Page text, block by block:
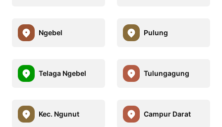
Ngebel Pulung
Telaga Ngebel Tulungagung
Kec. Ngunut Campur Darat